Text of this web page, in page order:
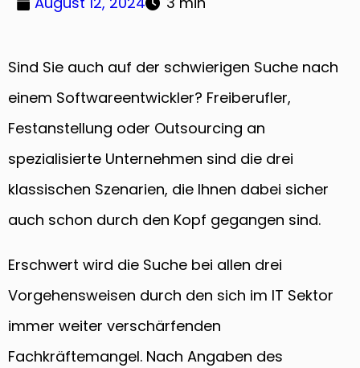
Sind Sie auch auf der schwierigen Suche nach
einem Softwareentwickler? Freiberufler,
Festanstellung oder Outsourcing an
spezialisierte Unternehmen sind die drei
klassischen Szenarien, die Ihnen dabei sicher
auch schon durch den Kopf gegangen sind.
Erschwert wird die Suche bei allen drei
Vorgehensweisen durch den sich im IT Sektor
immer weiter verschärfenden
Fachkräftemangel. Nach Angaben des